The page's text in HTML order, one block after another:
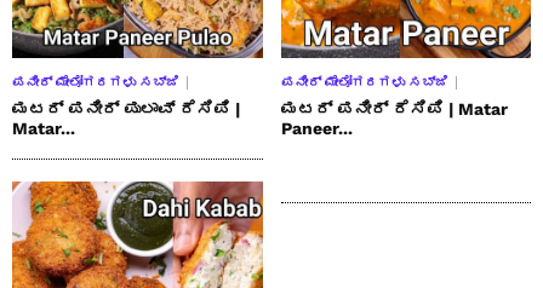
ಪನೀರ್ ಮೇಲೋಗರಗಳು ಸಬ್ಜಿ
ಮಟರ್ ಪನೀರ್ ಪುಲಾವ್ ರೆಸಿಪಿ |
Matar...
ಪನೀರ್ ಮೇಲೋಗರಗಳು ಸಬ್ಜಿ
ಮಟರ್ ಪನೀರ್ ರೆಸಿಪಿ | Matar
Paneer...